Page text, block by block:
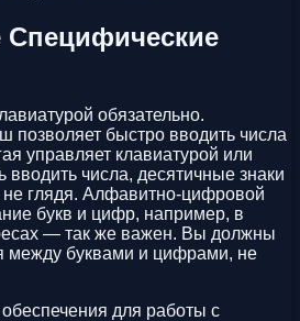
обязательно.
позволяет быстро вводить числа
управляет клавиатурой или
числа, десятичные знаки
глядя. Алфавитно-цифровой
букв и цифр, например, в
— так же важен. Вы должны
между буквами и цифрами, не
для работы с